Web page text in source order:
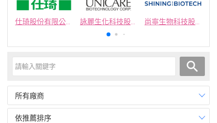
仕琦股份有限公司 詠麗生化科技股份有限公司 尚寧生物科技股份有限公司
所有廠商
依推薦排序